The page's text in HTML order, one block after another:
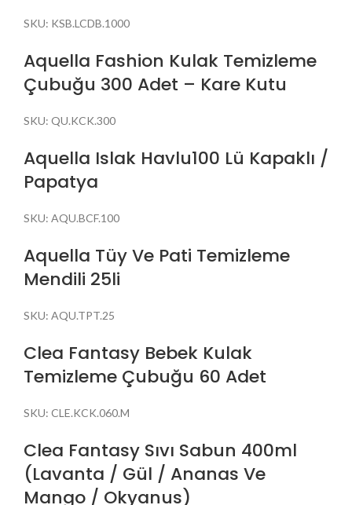
SKU: KSB.LCDB.1000
Aquella Fashion Kulak Temizleme
Çubuğu 300 Adet – Kare Kutu
SKU: QU.KCK.300
Aquella Islak Havlu100 Lü Kapaklı /
Papatya
SKU: AQU.BCF.100
Aquella Tüy Ve Pati Temizleme
Mendili 25li
SKU: AQU.TPT.25
Clea Fantasy Bebek Kulak
Temizleme Çubuğu 60 Adet
SKU: CLE.KCK.060.M
Clea Fantasy Sıvı Sabun 400ml
(Lavanta / Gül / Ananas Ve
Mango / Okyanus)